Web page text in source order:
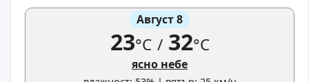
Август 8
23°C /32°C
ясно небе